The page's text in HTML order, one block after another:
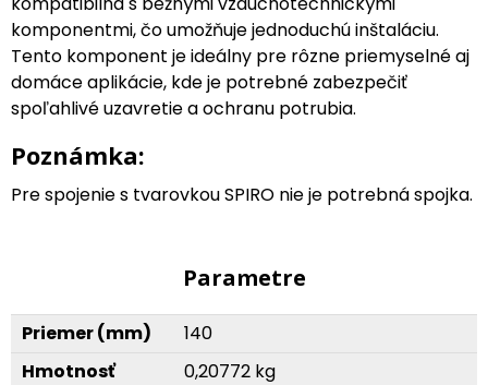
komponentmi, čo umožňuje jednoduchú inštaláciu.
Tento komponent je ideálny pre rôzne priemyselné aj
domáce aplikácie, kde je potrebné zabezpečiť
spoľahlivé uzavretie a ochranu potrubia.
Poznámka:
Pre spojenie s tvarovkou SPIRO nie je potrebná spojka.
Parametre
Priemer (mm)
140
Hmotnosť
0,20772 kg